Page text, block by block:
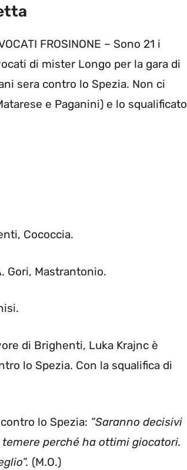
FROSINONE – Sono 21 i
di mister Longo per la gara di
sera contro lo Spezia. Non ci
e Paganini) e lo squalificato
Cococcia.
Gori, Mastrantonio.
di Brighenti, Luka Krajnc è
lo Spezia. Con la squalifica di
lo Spezia: ”Saranno decisivi
temere perché ha ottimi giocatori.
(M.O.)